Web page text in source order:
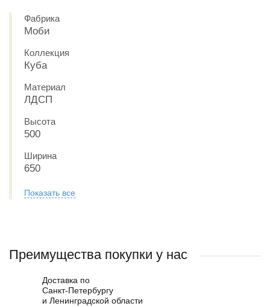
Фабрика
Моби
Коллекция
Куба
Материал
ЛДСП
Высота
500
Ширина
650
Показать все
Преимущества покупки у нас
Доставка по
Санкт-Петербургу
и Ленинградской области